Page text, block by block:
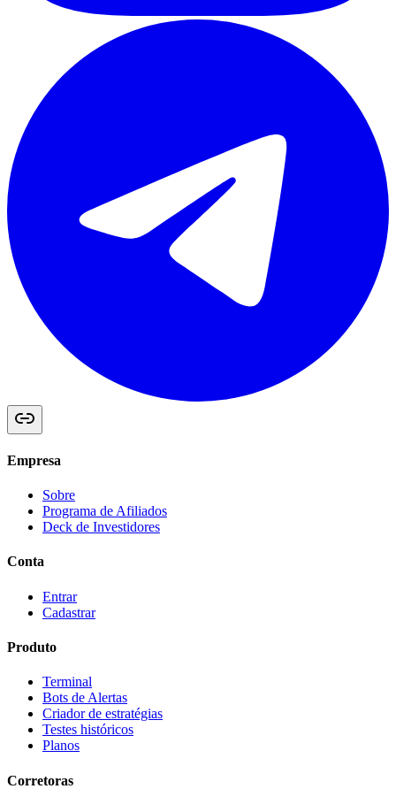
Empresa
Sobre
Programa de Afiliados
Deck de Investidores
Conta
Entrar
Cadastrar
Produto
Terminal
Bots de Alertas
Criador de estratégias
Testes históricos
Planos
Corretoras